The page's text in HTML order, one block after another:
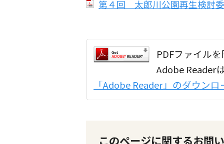
第４回 太郎川公園再生検討
PDFファイル
Adobe Reader
「Adobe Reader」のダウン
このページに関するお問